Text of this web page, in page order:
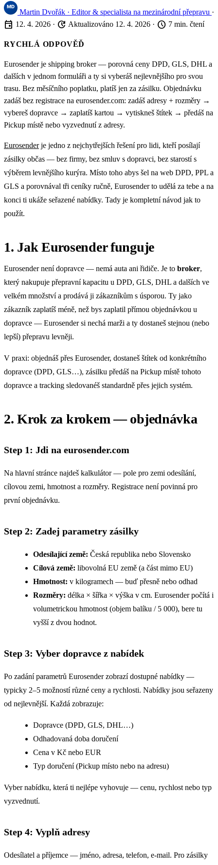
Martin Dvořák · Editor & specialista na mezinárodní přepravu ·
event 12. 4. 2026 · update Aktualizováno 12. 4. 2026 · schedule 7 min. čtení
RYCHLÁ ODPOVĚĎ
Eurosender je shipping broker — porovná ceny DPD, GLS, DHL a
dalších v jednom formuláři a ty si vyberáš nejlevnějšího pro svou
trasu. Bez měsíčního poplatku, platíš jen za zásilku. Objednávku
zadáš bez registrace na eurosender.com: zadáš adresy + rozměry →
vybereš dopravce → zaplatíš kartou → vytiskneš štítek → předáš na
Pickup místě nebo vyzvednutí z adresy.
Eurosenderje jedno z nejchytřejších řešení pro lidi, kteří posílají
zásilky občas — bez firmy, bez smluv s dopravci, bez starostí s
výběrem levnějšího kurýra. Místo toho abys šel na web DPD, PPL a
GLS a porovnával tři ceníky ručně, Eurosender to udělá za tebe a na
konci ti ukáže seřazené nabídky. Tady je kompletní návod jak to
použít.
1. Jak Eurosender funguje
Eurosender není dopravce — nemá auta ani řidiče. Je to broker,
který nakupuje přepravní kapacitu u DPD, GLS, DHL a dalších ve
velkém množství a prodává ji zákazníkům s úsporou. Ty jako
zákazník zaplatíš méně, než bys zaplatil přímou objednávkou u
dopravce — Eurosender si nechá marži a ty dostaneš stejnou (nebo
lepší) přepravu levněji.
V praxi: objednáš přes Eurosender, dostaneš štítek od konkrétního
dopravce (DPD, GLS…), zásilku předáš na Pickup místě tohoto
dopravce a tracking sledovanéš standardně přes jejich systém.
2. Krok za krokem — objednávka
Step 1: Jdi na eurosender.com
Na hlavní stránce najdeš kalkulátor — pole pro zemi odesílání,
cílovou zemi, hmotnost a rozměry. Registrace není povinná pro
první objednávku.
Step 2: Zadej parametry zásilky
Odesílající země: Česká republika nebo Slovensko
Cílová země: libovolná EU země (a část mimo EU)
Hmotnost: v kilogramech — buď přesně nebo odhad
Rozměry: délka × šířka × výška v cm. Eurosender počítá i
volumetrickou hmotnost (objem balíku / 5 000), bere tu
vyšší z dvou hodnot.
Step 3: Vyber dopravce z nabídek
Po zadání parametrů Eurosender zobrazí dostupné nabídky —
typicky 2–5 možností různé ceny a rychlosti. Nabídky jsou seřazeny
od nejlevnější. Každá zobrazuje:
Dopravce (DPD, GLS, DHL…)
Odhadovaná doba doručení
Cena v Kč nebo EUR
Typ doručení (Pickup místo nebo na adresu)
Vyber nabídku, která ti nejlépe vyhovuje — cenu, rychlost nebo typ
vyzvednutí.
Step 4: Vyplň adresy
Odesílatel a příjemce — jméno, adresa, telefon, e-mail. Pro zásilky